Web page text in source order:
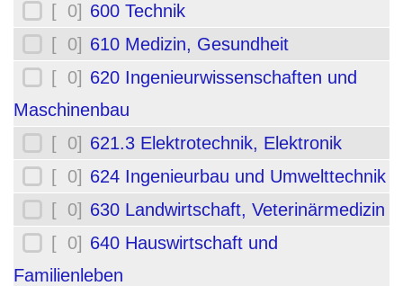
[ 0] 600 Technik
[ 0] 610 Medizin, Gesundheit
[ 0] 620 Ingenieurwissenschaften und
Maschinenbau
[ 0] 621.3 Elektrotechnik, Elektronik
[ 0] 624 Ingenieurbau und Umwelttechnik
[ 0] 630 Landwirtschaft, Veterinärmedizin
[ 0] 640 Hauswirtschaft und
Familienleben